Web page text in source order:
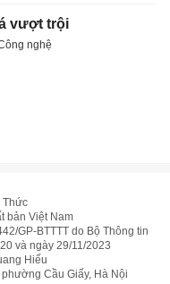
vượt trội
nghệ
Thức
bản Việt Nam
GP-BTTTT do Bộ Thông tin
và ngày 29/11/2023
Hiếu
Cầu Giấy, Hà Nội